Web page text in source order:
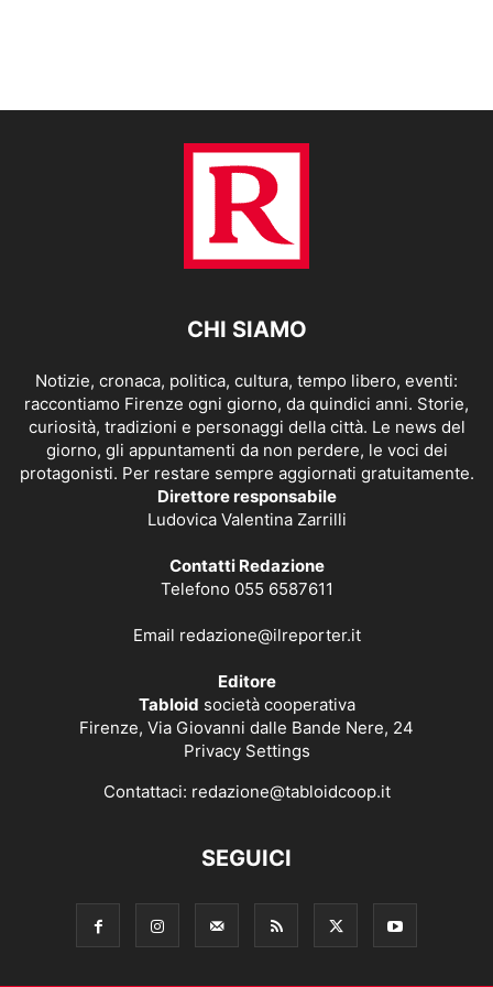
CHI SIAMO
Notizie, cronaca, politica, cultura, tempo libero, eventi:
raccontiamo Firenze ogni giorno, da quindici anni. Storie,
curiosità, tradizioni e personaggi della città. Le news del
giorno, gli appuntamenti da non perdere, le voci dei
protagonisti. Per restare sempre aggiornati gratuitamente.
Direttore responsabile
Ludovica Valentina Zarrilli
Contatti Redazione
Telefono 055 6587611
Email redazione@ilreporter.it
Editore
Tabloid società cooperativa
Firenze, Via Giovanni dalle Bande Nere, 24
Privacy Settings
Contattaci: redazione@tabloidcoop.it
SEGUICI